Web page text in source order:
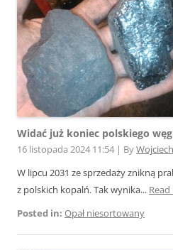
Widać już koniec polskiego
16 listopada 2024 11:54 | By
W lipcu 2031 ze sprzedaży znikną
z polskich kopalń. Tak wynika...
Posted in: Opał niesortowany